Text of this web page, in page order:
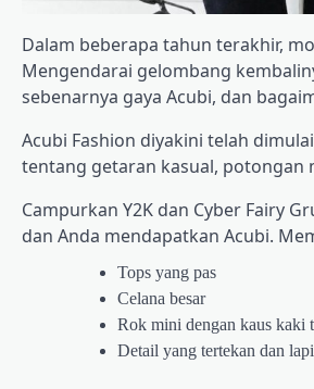
Dalam beberapa tahun terakhir,
Mengendarai gelombang
sebenarnya gaya Acubi, dan
Acubi Fashion diyakini telah
tentang getaran kasual, potongan
Campurkan Y2K dan Cyber ​​Fairy
dan Anda mendapatkan Acubi.
Tops yang pas
Celana besar
Rok mini dengan kaus kaki
Detail yang tertekan dan